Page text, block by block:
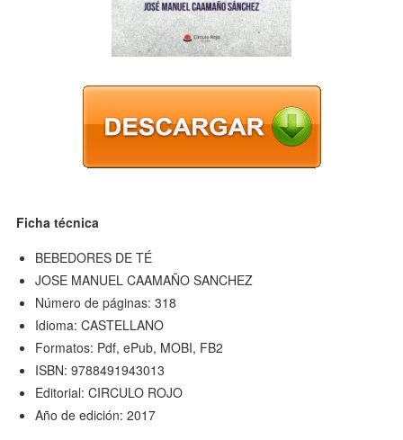
Ficha técnica
BEBEDORES DE TÉ
JOSE MANUEL CAAMAÑO SANCHEZ
Número de páginas: 318
Idioma: CASTELLANO
Formatos: Pdf, ePub, MOBI, FB2
ISBN: 9788491943013
Editorial: CIRCULO ROJO
Año de edición: 2017